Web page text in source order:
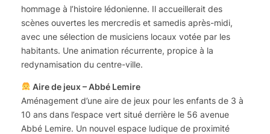
hommage à l’histoire lédonienne. Il accueillerait des
scènes ouvertes les mercredis et samedis après-midi,
avec une sélection de musiciens locaux votée par les
habitants. Une animation récurrente, propice à la
redynamisation du centre-ville.
Aire de jeux – Abbé Lemire
Aménagement d’une aire de jeux pour les enfants de 3 à
10 ans dans l’espace vert situé derrière le 56 avenue
Abbé Lemire. Un nouvel espace ludique de proximité